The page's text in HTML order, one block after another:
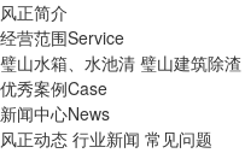
风正简介
经营范围Service
璧山水箱、水池清 璧山建筑除渣
优秀案例Case
新闻中心News
风正动态 行业新闻 常见问题